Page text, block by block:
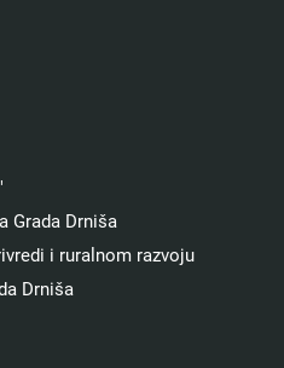
Grada Drniša
i ruralnom razvoju
Drniša